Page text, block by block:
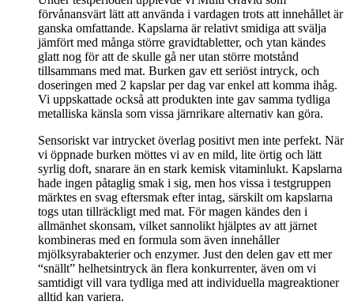
förvånansvärt lätt att använda i vardagen trots att innehållet är
ganska omfattande. Kapslarna är relativt smidiga att svälja
jämfört med många större gravidtabletter, och ytan kändes
glatt nog för att de skulle gå ner utan större motstånd
tillsammans med mat. Burken gav ett seriöst intryck, och
doseringen med 2 kapslar per dag var enkel att komma ihåg.
Vi uppskattade också att produkten inte gav samma tydliga
metalliska känsla som vissa järnrikare alternativ kan göra.
Sensoriskt var intrycket överlag positivt men inte perfekt. När
vi öppnade burken möttes vi av en mild, lite örtig och lätt
syrlig doft, snarare än en stark kemisk vitaminlukt. Kapslarna
hade ingen påtaglig smak i sig, men hos vissa i testgruppen
märktes en svag eftersmak efter intag, särskilt om kapslarna
togs utan tillräckligt med mat. För magen kändes den i
allmänhet skonsam, vilket sannolikt hjälptes av att järnet
kombineras med en formula som även innehåller
mjölksyrabakterier och enzymer. Just den delen gav ett mer
“snällt” helhetsintryck än flera konkurrenter, även om vi
samtidigt vill vara tydliga med att individuella magreaktioner
alltid kan variera.